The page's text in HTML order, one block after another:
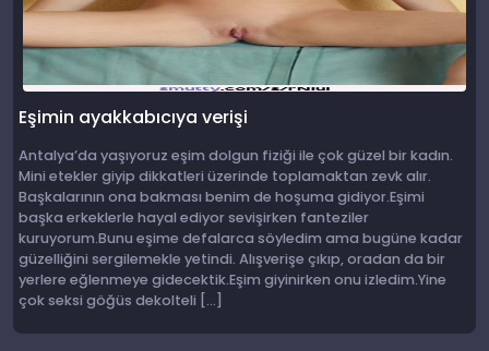
Eşimin ayakkabıcıya verişi
Antalya’da yaşıyoruz eşim dolgun fiziği ile çok güzel bir kadın.
Mini etekler giyip dikkatleri üzerinde toplamaktan zevk alır.
Başkalarının ona bakması benim de hoşuma gidiyor.Eşimi
başka erkeklerle hayal ediyor sevişirken fanteziler
kuruyorum.Bunu eşime defalarca söyledim ama bugüne kadar
güzelliğini sergilemekle yetindi. Alışverişe çıkıp, oradan da bir
yerlere eğlenmeye gidecektik.Eşim giyinirken onu izledim.Yine
çok seksi göğüs dekolteli […]